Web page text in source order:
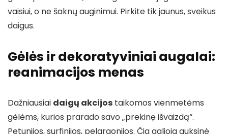
vaisiui, o ne šaknų auginimui. Pirkite tik jaunus, sveikus
daigus.
Gėlės ir dekoratyviniai augalai:
reanimacijos menas
Dažniausiai daigų akcijos taikomos vienmetėms
gėlėms, kurios prarado savo „prekinę išvaizdą“.
Petunijos, surfinijos, pelargonijos. Čia galioja auksinė